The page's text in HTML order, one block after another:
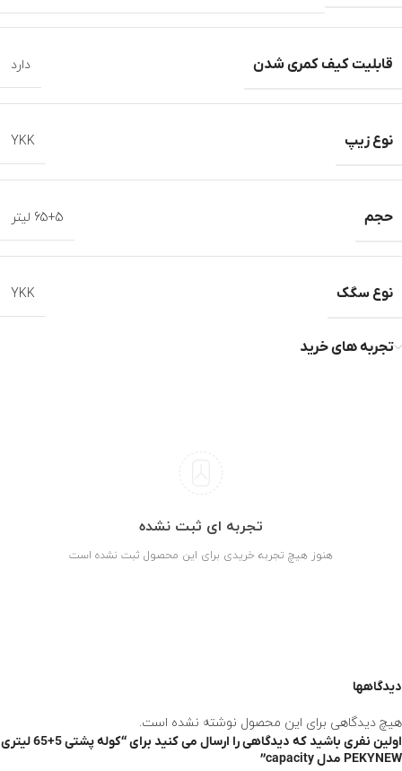
قابلیت کیف کمری شدن دارد
نوع زیپ YKK
حجم 65+5 لیتر
نوع سگک YKK
تجربه های خرید
تجربه ای ثبت نشده
هنوز هیچ تجربه خریدی برای این محصول ثبت نشده است
دیدگاهها
هیچ دیدگاهی برای این محصول نوشته نشده است.
اولین نفری باشید که دیدگاهی را ارسال می کنید برای “کوله پشتی 5+65 لیتری
PEKYNEW مدل capacity”